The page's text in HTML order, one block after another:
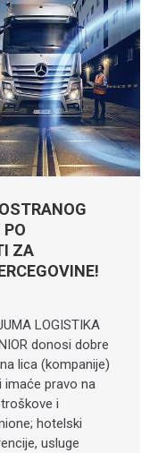
ZA
LOGISTIKA
donosi dobre
lica (kompanije)
imaće pravo na
i
hotelski
usluge